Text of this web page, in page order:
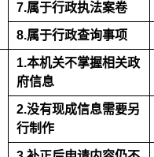
7.属于行政执法案卷
8.属于行政查询事项
1.本机关不掌握相关政
府信息
2.没有现成信息需要另
行制作